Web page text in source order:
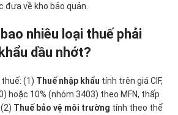
về kho bảo quản.
nhiêu loại thuế phải
dầu nhớt?
(1) Thuế nhập khẩu tính trên giá CIF,
hoặc 10% (nhóm 3403) theo MFN, thấp
Thuế bảo vệ môi trường tính theo thể